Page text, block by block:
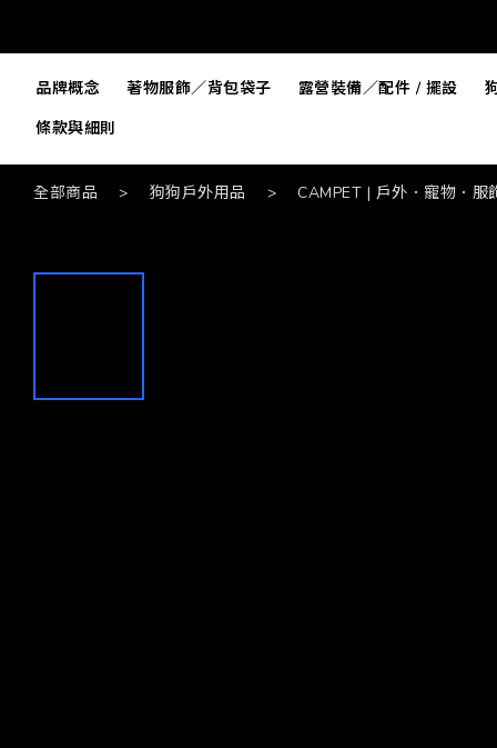
品牌概念 著物服飾／背包袋子 露營裝備／配件 / 擺設
條款與細則
全部商品 > 狗狗戶外用品 > CAMPET | 戶外．寵物．服